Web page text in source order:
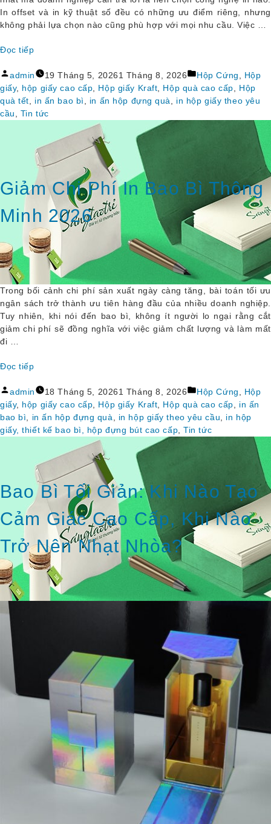
In offset và in kỹ thuật số đều có những ưu điểm riêng, nhưng
không phải lựa chọn nào cũng phù hợp với mọi nhu cầu. Việc …
Đọc tiếp
Offset
Hay
In
Kỹ
Cách
Chọn
Công
Nghệ
Phù
Hợp
Cho
Hộp
Giấy”
Đăng
bởi
admin 19 Tháng 5, 20261 Tháng 8, 2026
Đăng
trong
Hộp Cứng
Hộp
giấy, hộp giấy cao cấp Hộp giấy Kraft Hộp quà cao cấp
Hộp
quà tết
in ấn bao bì in ấn hộp đựng quà
in hộp giấy theo yêu
cầu
Tin tức
Giảm Chi Phí In Bao Bì Thông
Minh 2026
Trong bối cảnh chi phí sản xuất ngày càng tăng, bài toán tối ưu
ngân sách trở thành ưu tiên hàng đầu của nhiều doanh nghiệp.
Tuy nhiên, khi nói đến bao bì, không ít người lo ngại rằng cắt
giảm chi phí sẽ đồng nghĩa với việc giảm chất lượng và làm mất
đi …
Đọc tiếp
Chi
Phí
In
Bao
Thông
Minh
2026”
Đăng
bởi
admin 18 Tháng 5, 20261 Tháng 8, 2026
Đăng
trong
Hộp Cứng
Hộp
giấy, hộp giấy cao cấp Hộp giấy Kraft Hộp quà cao cấp
in ấn
bao bì
in ấn hộp đựng quà in hộp giấy theo yêu cầu
in hộp
giấy, thiết kế bao bì, hộp đựng bút cao cấp ,Tin tức
Bao Bì Tối Giản: Khi Nào Tạo
Cảm Giác Cao Cấp, Khi Nào
Trở Nên Nhạt Nhòa?